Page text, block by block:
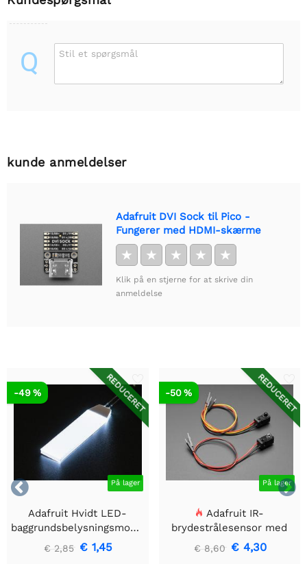
Q Stil et spørgsmål
kunde anmeldelser
Adafruit DVI Sock til Pico -
Fungerer med HDMI-skærme
★ ★ ★ ★ ★
Klik på en stjerne for at skrive din
anmeldelse


REDUCERET
På lager
-49 %
Adafruit Hvidt LED-
baggrundsbelysningsmodul
- Lille 12mm x 40mm
€ 2,85 € 1,45
REDUCERET
På lager
-50 %
Adafruit IR-
brydestrålesensor med
premium ledningsstuds -
5 mm LED'er
€ 8,60 € 4,30